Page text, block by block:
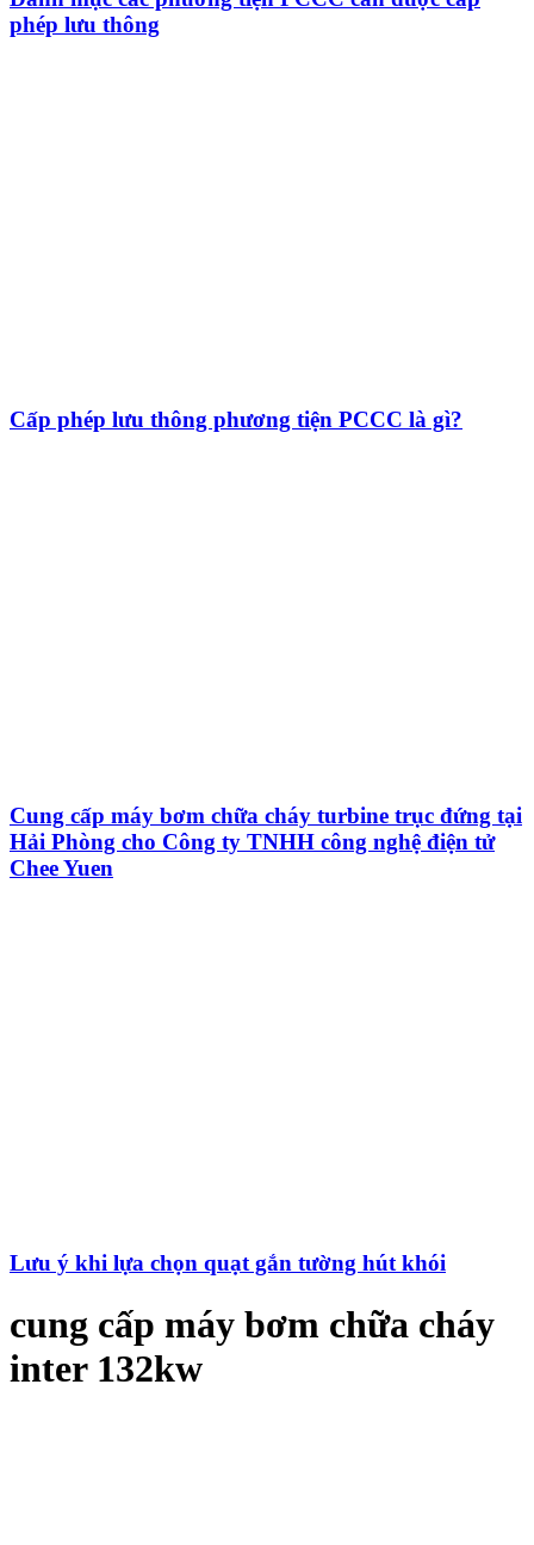
phép lưu thông
Cấp phép lưu thông phương tiện PCCC là gì?
Cung cấp máy bơm chữa cháy turbine trục đứng tại
Hải Phòng cho Công ty TNHH công nghệ điện tử
Chee Yuen
Lưu ý khi lựa chọn quạt gắn tường hút khói
cung cấp máy bơm chữa cháy
inter 132kw